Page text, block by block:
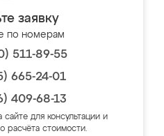
заявку
по номерам
511-89-55
665-24-01
409-68-13
сайте для консультации и
расчёта стоимости.